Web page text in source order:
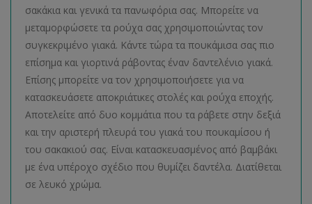
σακάκια και γενικά τα πανωφόρια σας. Μπορείτε να
μεταμορφώσετε τα ρούχα σας χρησιμοποιώντας τον
συγκεκριμένο γιακά. Κάντε τώρα τα πουκάμισα σας πιο
επίσημα και γιορτινά ράβοντας έναν δαντελένιο γιακά.
Επίσης μπορείτε να τον χρησιμοποιήσετε για να
κατασκευάσετε αποκριάτικες στολές και ρούχα εποχής.
Αποτελείτε από δυο κομμάτια που τα ράβετε στην δεξιά
και την αριστερή πλευρά του γιακά του πουκαμίσου ή
του σακακιού σας. Είναι κατασκευασμένος από βαμβάκι
με ένα υπέροχο σχέδιο που θυμίζει δαντέλα. Διατίθεται
σε λευκό χρώμα.